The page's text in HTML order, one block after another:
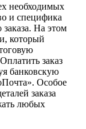
необходимых
и специфика
На этом
который
заказ
банковскую
Особое
заказа
любых